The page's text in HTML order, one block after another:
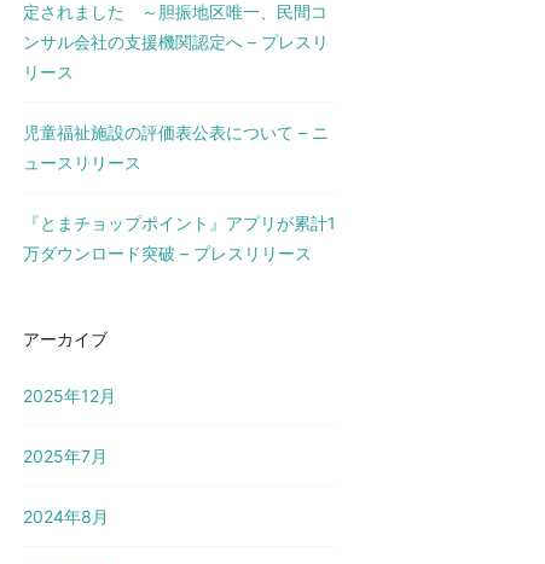
定されました ～胆振地区唯一、民間コ
ンサル会社の支援機関認定へ – プレスリ
リース
児童福祉施設の評価表公表について – ニ
ュースリリース
『とまチョップポイント』アプリが累計1
万ダウンロード突破 – プレスリリース
アーカイブ
2025年12月
2025年7月
2024年8月